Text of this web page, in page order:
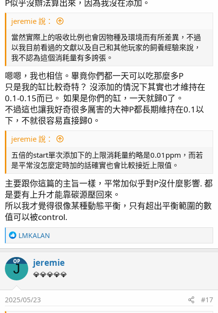
P似乎沒辦法算出來，因為我沒在添加。
jeremie 說：
當然實際上的吸收比例也會因物種及環境而有所差異，不過
以我目前看過的文獻以及自己和其他玩家的飼養經驗來說，
我不認為這個消耗量有多誇張。
嗯嗯，我也相信。畢竟你們都一天可以吃那麼多P
只是我的缸比較奇特？ 沒添加的情況下其實也才維持在
0.1-0.15而已。 如果是你們的缸，一天就歸0了。
不過這也讓我好奇很多厲害的大神P都長期維持在0.1以
下，不就很容易直接歸0。
jeremie 說：
五倍的start單次添加下的上限消耗量約略是0.01ppm，而若
是平常沒怎麼定時加的話確實也會比較接近上限值。
主要跟你這篇的主旨一樣，平常加似乎對P沒什麼影響. 都
是要有上升才能靠碳源壓回來。
所以我才覺得很像某種動態平衡，只有超出平衡範圍的數
值可以被control.
R
e
c
t
i
o
n
LMKALAN
OP
J jeremie
💎💎💎💎💎
2025/05/23 #17